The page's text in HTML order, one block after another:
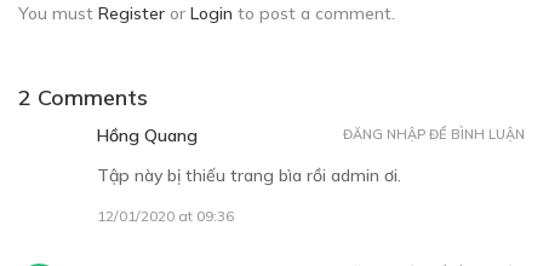
You must Register or Login to post a comment.
2 Comments
Hồng Quang
Tập này bị thiếu trang bìa rồi admin ơi.
12/01/2020 at 09:36
ĐĂNG NHẬP ĐỂ BÌNH LUẬN